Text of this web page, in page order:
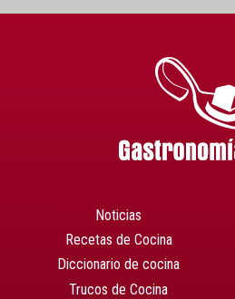
Noticias
Recetas de Cocina
Diccionario de cocina
Trucos de Cocina